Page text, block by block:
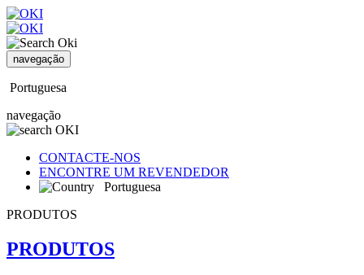
navegação
Portuguesa
navegação
CONTACTE-NOS
ENCONTRE UM REVENDEDOR
Portuguesa
PRODUTOS
PRODUTOS